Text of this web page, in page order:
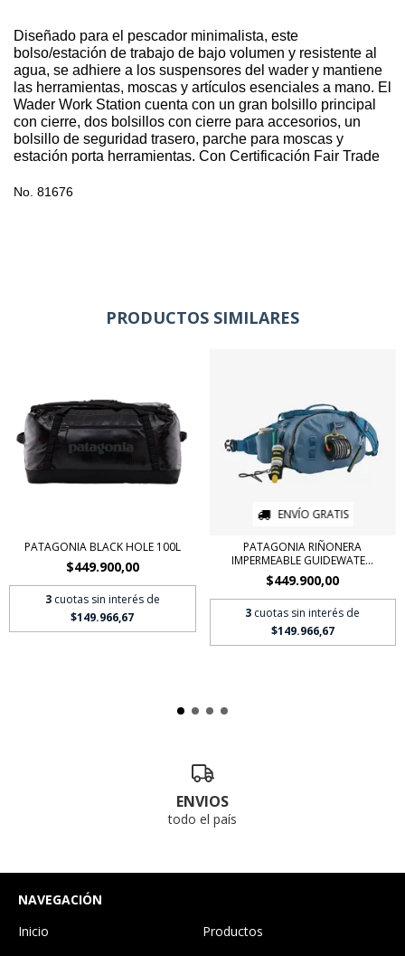
Diseñado para el pescador minimalista, este
bolso/estación de trabajo de bajo volumen y resistente al
agua, se adhiere a los suspensores del wader y mantiene
las herramientas, moscas y artículos esenciales a mano. El
Wader Work Station cuenta con un gran bolsillo principal
con cierre, dos bolsillos con cierre para accesorios, un
bolsillo de seguridad trasero, parche para moscas y
estación porta herramientas. Con Certificación Fair Trade
No. 81676
PRODUCTOS SIMILARES
PATAGONIA BLACK HOLE 100L
$449.900,00
3 cuotas sin interés de
$149.966,67
ENVÍO GRATIS
PATAGONIA RIÑONERA
IMPERMEABLE GUIDEWATE...
$449.900,00
3 cuotas sin interés de
$149.966,67
ENVIOS
todo el país
NAVEGACIÓN
Inicio
Productos